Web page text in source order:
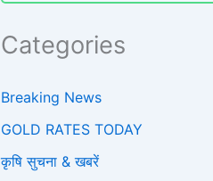
Categories
Breaking News
GOLD RATES TODAY
कृषि सुचना & खबरें